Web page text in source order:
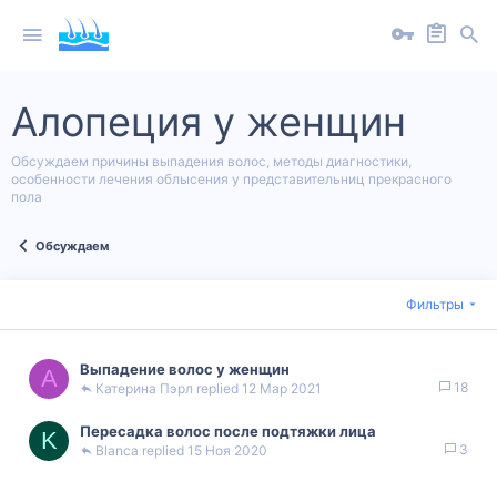
Алопеция у женщин
Обсуждаем причины выпадения волос, методы диагностики,
особенности лечения облысения у представительниц прекрасного
пола
Обсуждаем
Фильтры
А Выпадение волос у женщин
18
12 Мар 2021
Катерина Пэрл
K Пересадка волос после подтяжки лица
3
15 Ноя 2020
Blanca